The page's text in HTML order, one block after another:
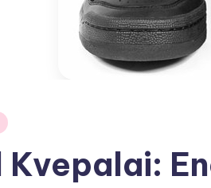
Kvepalai: